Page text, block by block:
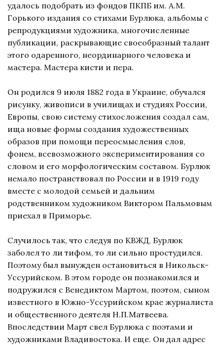
удалось подобрать из фондов ПКПБ им. А.М.
Горького издания со стихами Бурлюка, альбомы с
репродукциями художника, многочисленные
публикации, раскрывающие своеобразный талант
этого одаренного, неординарного человека и
мастера. Мастера кисти и пера.
Он родился 9 июля 1882 года в Украине, обучался
рисунку, живописи в училищах и студиях России,
Европы, свою систему стихосложения создал сам,
ища новые формы создания художественных
образов при помощи переосмысления слов,
фонем, всевозможного экспериментирования со
словом и его морфологическим составом. Бурлюк
немало постранствовал по России и в 1919 году
вместе с молодой семьей и дальним
родственником художником Виктором Пальмовым
приехал в Приморье.
Случилось так, что следуя по КВЖД, Бурлюк
заболел то ли тифом, то ли сильно простудился.
Поэтому был вынужден остановиться в Никольск-
Уссурийском. В этом городе он познакомился и
подружился с Венедиктом Мартом, поэтом, сыном
известного в Южно-Уссурийском крае журналиста
и общественного деятеля Н.П.Матвеева.
Впоследствии Март свел Бурлюка с поэтами и
художниками Владивостока. И еще. Он дал адрес